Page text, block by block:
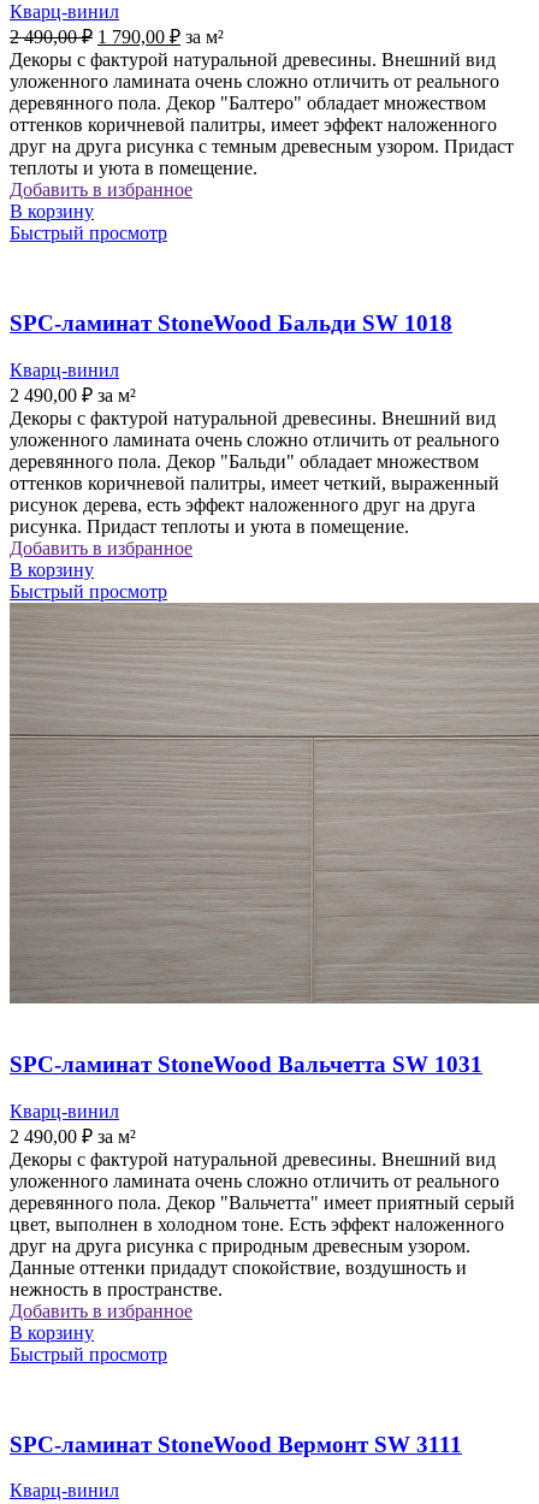
Кварц-винил
2 490,00₽ Первоначальная
цена
составляла
2
490,00 ₽.
1 790,00 ₽Текущая
цена:
1
790,00 ₽.
за м²
Декоры с фактурой натуральной древесины. Внешний вид
уложенного ламината очень сложно отличить от реального
деревянного пола. Декор "Балтеро" обладает множеством
оттенков коричневой палитры, имеет эффект наложенного
друг на друга рисунка с темным древесным узором. Придаст
теплоты и уюта в помещение.
Добавить в избранное
В корзину
Быстрый просмотр
SPC-ламинат StoneWood Бальди SW 1018
Кварц-винил
2 490,00 ₽ за м²
Декоры с фактурой натуральной древесины. Внешний вид
уложенного ламината очень сложно отличить от реального
деревянного пола. Декор "Бальди" обладает множеством
оттенков коричневой палитры, имеет четкий, выраженный
рисунок дерева, есть эффект наложенного друг на друга
рисунка. Придаст теплоты и уюта в помещение.
Добавить в избранное
В корзину
Быстрый просмотр
SPC-ламинат StoneWood Вальчетта SW 1031
Кварц-винил
2 490,00 ₽ за м²
Декоры с фактурой натуральной древесины. Внешний вид
уложенного ламината очень сложно отличить от реального
деревянного пола. Декор "Вальчетта" имеет приятный серый
цвет, выполнен в холодном тоне. Есть эффект наложенного
друг на друга рисунка с природным древесным узором.
Данные оттенки придадут спокойствие, воздушность и
нежность в пространстве.
Добавить в избранное
В корзину
Быстрый просмотр
SPC-ламинат StoneWood Вермонт SW 3111
Кварц-винил